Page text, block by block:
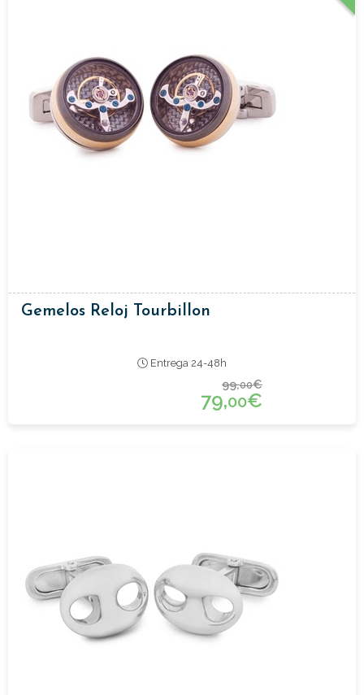
Gemelos Reloj Tourbillon
Entrega 24-48h
99,00€
79,00€